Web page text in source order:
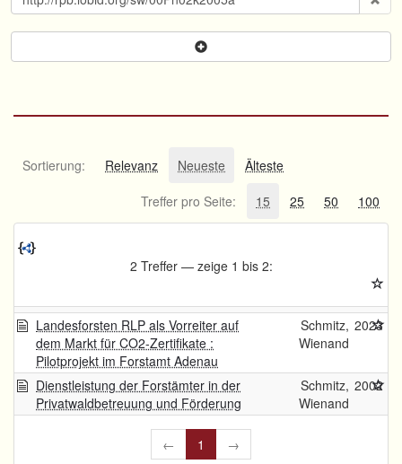
Sortierung: Relevanz Neueste
Älteste
Treffer pro Seite:
15 25 50 100
2 Treffer — zeige 1 bis 2:
Landesforsten RLP als Vorreiter auf
dem Markt für CO2-Zertifikate :
Pilotprojekt im Forstamt Adenau
Schmitz,
Wienand
2023
Dienstleistung der Forstämter in der
Privatwaldbetreuung und Förderung
Schmitz,
Wienand
2002
← 1 →